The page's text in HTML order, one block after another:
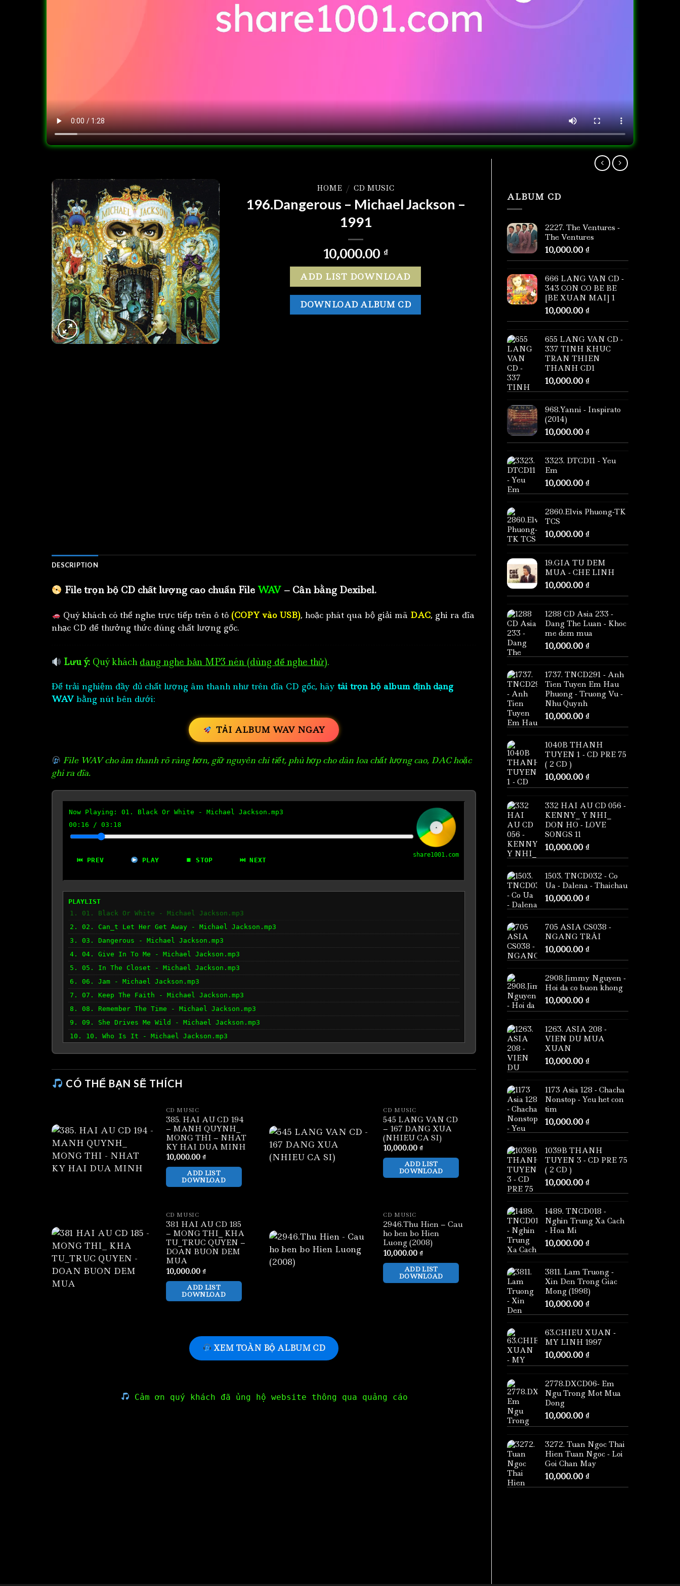
ALBUM CD
2227. The Ventures -
The Ventures
10,000.00 ₫
666 LANG VAN CD -
343 CON CO BE BE
[BE XUAN MAI] 1
10,000.00 ₫
655 LANG VAN CD -
337 TINH KHUC
TRAN THIEN
THANH CD1
10,000.00 ₫
968.Yanni - Inspirato
(2014)
10,000.00 ₫
3323. DTCD11 - Yeu
Em
10,000.00 ₫
2860.Elvis Phuong-TK
TCS
10,000.00 ₫
19.GIA TU DEM
MUA - CHE LINH
10,000.00 ₫
1288 CD Asia 233 -
Dang The Luan - Khoc
me dem mua
10,000.00 ₫
1737. TNCD291 - Anh
Tien Tuyen Em Hau
Phuong - Truong Vu -
Nhu Quynh
10,000.00 ₫
1040B THANH
TUYEN 1 - CD PRE 75
( 2 CD )
10,000.00 ₫
332 HAI AU CD 056 -
KENNY_ Y NHI_
DON HO - LOVE
SONGS 11
10,000.00 ₫
1503. TNCD032 - Co
Ua - Dalena - Thaichau
10,000.00 ₫
705 ASIA CS038 -
NGANG TRÁI
10,000.00 ₫
2908.Jimmy Nguyen -
Hoi da co buon khong
10,000.00 ₫
1263. ASIA 208 -
VIEN DU MUA
XUAN
10,000.00 ₫
1173 Asia 128 - Chacha
Nonstop - Yeu het con
tim
10,000.00 ₫
1039B THANH
TUYEN 3 - CD PRE 75
( 2 CD )
10,000.00 ₫
1489. TNCD018 -
Nghin Trung Xa Cach
- Hoa Mi
10,000.00 ₫
3811. Lam Truong -
Xin Den Trong Giac
Mong (1998)
10,000.00 ₫
63.CHIEU XUAN -
MY LINH 1997
10,000.00 ₫
2778.DXCD06- Em
Ngu Trong Mot Mua
Dong
10,000.00 ₫
3272. Tuan Ngoc Thai
Hien Tuan Ngoc - Loi
Goi Chan May
10,000.00 ₫
HOME / CD MUSIC
196.Dangerous – Michael Jackson –
1991
10,000.00 ₫
ADD LIST DOWNLOAD
DOWNLOAD ALBUM CD
DESCRIPTION
File trọn bộ CD chất lượng cao chuẩn File WAV– Cân bằng Dexibel.
Quý khách có thể nghe trực tiếp trên ô tô (COPY vào USB), hoặc phát qua bộ giải mã DAC, ghi ra đĩa
nhạc CD để thưởng thức đúng chất lượng gốc.
Lưu ý: Quý khách đang nghe bản MP3 nén (dùng để nghe thử).
Để trải nghiệm đầy đủ chất lượng âm thanh như trên đĩa CD gốc, hãy tải trọn bộ album định dạng
WAV bằng nút bên dưới:
TẢI ALBUM WAV NGAY
File WAV cho âm thanh rõ ràng hơn, giữ nguyên chi tiết, phù hợp cho dàn loa chất lượng cao, DAC hoặc
ghi ra đĩa.
Now Playing: 01. Black Or White - Michael Jackson.mp3
00:17 / 03:18
⏮ PREV PLAY ⏹ STOP ⏭ NEXT
share1001.com
PLAYLIST
1. 01. Black Or White - Michael Jackson.mp3
2. 02. Can_t Let Her Get Away - Michael Jackson.mp3
3. 03. Dangerous - Michael Jackson.mp3
4. 04. Give In To Me - Michael Jackson.mp3
5. 05. In The Closet - Michael Jackson.mp3
6. 06. Jam - Michael Jackson.mp3
7. 07. Keep The Faith - Michael Jackson.mp3
8. 08. Remember The Time - Michael Jackson.mp3
9. 09. She Drives Me Wild - Michael Jackson.mp3
10. 10. Who Is It - Michael Jackson.mp3
CÓ THỂ BẠN SẼ THÍCH
CD MUSIC
385. HAI AU CD 194
– MANH QUYNH_
MONG THI – NHAT
KY HAI DUA MINH
10,000.00 ₫
ADD LIST
DOWNLOAD
CD MUSIC
545 LANG VAN CD
– 167 DANG XUA
(NHIEU CA SI)
10,000.00₫
ADD LIST
DOWNLOAD
CD MUSIC
381 HAI AU CD 185
– MONG THI_ KHA
TU_TRUC QUYEN –
DOAN BUON DEM
MUA
10,000.00 ₫
ADD LIST
DOWNLOAD
CD MUSIC
2946.Thu Hien – Cau
ho ben bo Hien
Luong (2008)
10,000.00₫
ADD LIST
DOWNLOAD
XEM TOÀN BỘ ALBUM CD
Cảm ơn quý khách đã ủng hộ website thông qua quảng cáo